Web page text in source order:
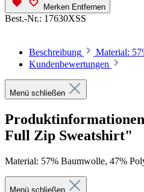
Merken Entfernen
Best.-Nr.: 17630XSS
Beschreibung
Material:
Kundenbewertungen
Menü schließen
Full Zip Sweatshirt"
Material: 57% Baumwolle, 47%
Menü schließen